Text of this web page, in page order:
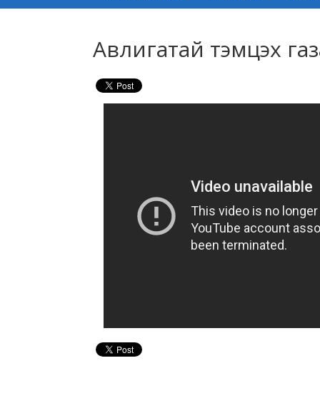
Авлигатай тэмцэх